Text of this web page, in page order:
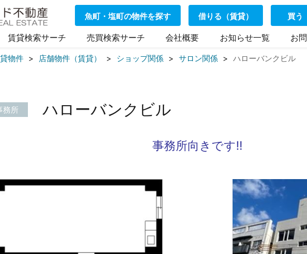
魚町・塩町の物件を探す 借りる（賃貸） 買う
賃貸検索サーチ 売買検索サーチ 会社概要 お知らせ一覧 お
物件 店舗物件（賃貸） ショップ関係 サロン関係 ハローバンクビル
務所 ハローバンクビル
事務所向きです‼